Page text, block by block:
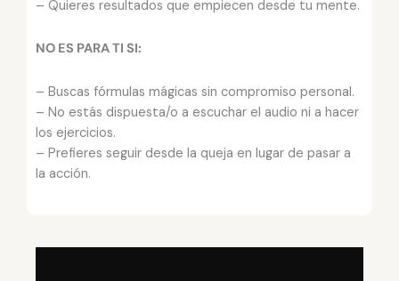
– Quieres resultados que empiecen desde tu mente.
NO ES PARA TI SI:
– Buscas fórmulas mágicas sin compromiso personal.
– No estás dispuesta/o a escuchar el audio ni a hacer
los ejercicios.
– Prefieres seguir desde la queja en lugar de pasar a
la acción.